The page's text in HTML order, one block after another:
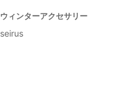
ウィンターアクセサリー
seirus